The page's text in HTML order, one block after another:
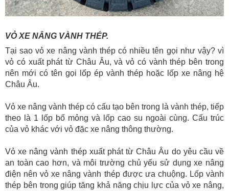
VỎ XE NÂNG VÀNH THÉP.
Tại sao vỏ xe nâng vành thép có nhiều tên gọi như vậy? vì
vỏ có xuất phát từ Châu Âu, và vỏ có vành thép bên trong
nên mới có tên gọi lốp ép vành thép hoặc lốp xe nâng hệ
Châu Âu.
Vỏ xe nâng vành thép có cấu tạo bên trong là vành thép, tiếp
theo là 1 lốp bố mỏng và lốp cao su ngoài cùng. Cấu trúc
của vỏ khác với vỏ đặc xe nâng thông thường.
Vỏ xe nâng vành thép xuất phát từ Châu Âu do yêu cầu về
an toàn cao hơn, và môi trường chủ yếu sử dụng xe nâng
điện nên vỏ xe nâng vành thép được ưa chuộng. Lốp vành
thép bên trong giúp tăng khả năng chịu lực của vỏ xe nâng,